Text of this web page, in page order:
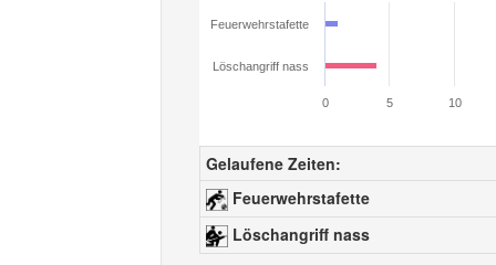
Feuerwehrstafette
Löschangriff nass
0 5 10
Gelaufene Zeiten:
Feuerwehrstafette
Löschangriff nass